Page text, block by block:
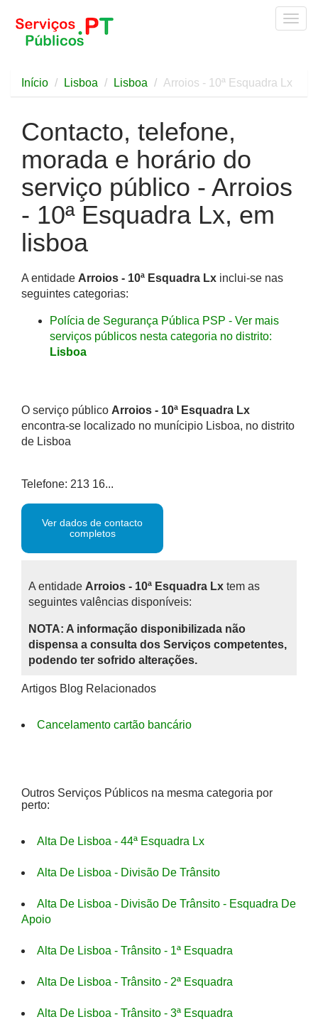
Início Lisboa Lisboa Arroios - 10ª Esquadra Lx
Contacto, telefone,
morada e horário do
serviço público - Arroios
- 10ª Esquadra Lx, em
lisboa
A entidade Arroios - 10ª Esquadra Lx inclui-se nas
seguintes categorias:
Polícia de Segurança Pública PSP - Ver mais
serviços públicos nesta categoria no distrito:
Lisboa
O serviço público Arroios - 10ª Esquadra Lx
encontra-se localizado no munícipio Lisboa, no distrito
de Lisboa
Telefone: 213 16...
Ver dados de contacto
completos
A entidade Arroios - 10ª Esquadra Lx tem as
seguintes valências disponíveis:
NOTA: A informação disponibilizada não
dispensa a consulta dos Serviços competentes,
podendo ter sofrido alterações.
Artigos Blog Relacionados
Cancelamento cartão bancário
Outros Serviços Públicos na mesma categoria por
perto:
Alta De Lisboa - 44ª Esquadra Lx
Alta De Lisboa - Divisão De Trânsito
Alta De Lisboa - Divisão De Trânsito - Esquadra De
Apoio
Alta De Lisboa - Trânsito - 1ª Esquadra
Alta De Lisboa - Trânsito - 2ª Esquadra
Alta De Lisboa - Trânsito - 3ª Esquadra